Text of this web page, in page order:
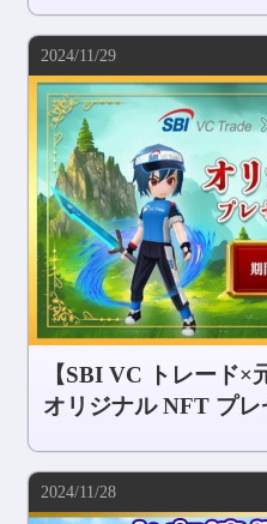
2024/11/29
【SBI VC トレード×
オリジナル NFT プ
2024/11/28